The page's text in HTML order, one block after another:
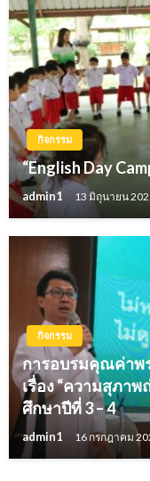
กิจกรรม
“English Day
admin1 13 มิถุนายน
กิจกรรม
การอบรมคุณค่าพ
เรื่อง “ความสุภา
ศึกษาปีที่ 3 – 4
admin1 16 กรกฎาคม